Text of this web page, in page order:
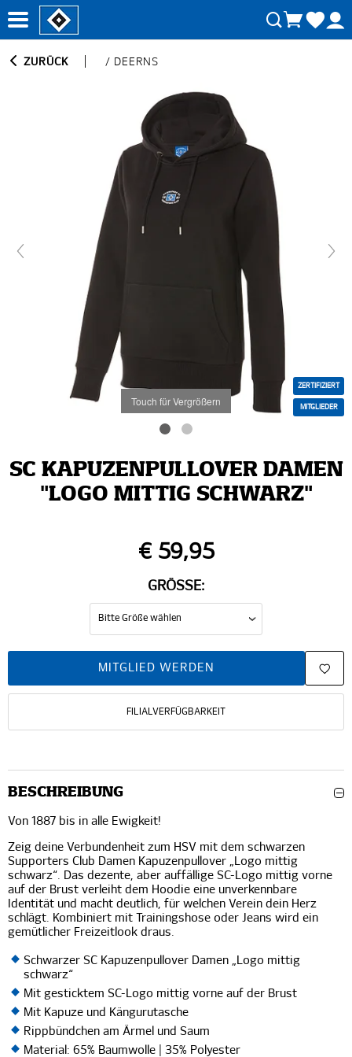
ZURÜCK / DEERNS
Touch für Vergrößern
ZERTIFIZIERT
MITGLIEDER
SC KAPUZENPULLOVER DAMEN
"LOGO MITTIG SCHWARZ"
€ 59,95
GRÖSSE:
MITGLIED WERDEN
FILIALVERFÜGBARKEIT
BESCHREIBUNG
Von 1887 bis in alle Ewigkeit!
Zeig deine Verbundenheit zum HSV mit dem schwarzen
Supporters Club Damen Kapuzenpullover „Logo mittig
schwarz“. Das dezente, aber auffällige SC-Logo mittig vorne
auf der Brust verleiht dem Hoodie eine unverkennbare
Identität und macht deutlich, für welchen Verein dein Herz
schlägt. Kombiniert mit Trainingshose oder Jeans wird ein
gemütlicher Freizeitlook draus.
Schwarzer SC Kapuzenpullover Damen „Logo mittig
schwarz“
Mit gesticktem SC-Logo mittig vorne auf der Brust
Mit Kapuze und Kängurutasche
Rippbündchen am Ärmel und Saum
Material: 65% Baumwolle | 35% Polyester